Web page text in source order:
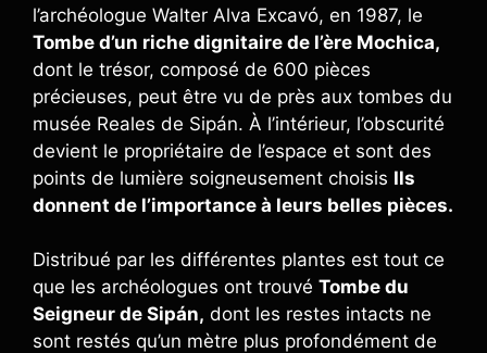
l’archéologue Walter Alva Excavó, en 1987, le
Tombe d’un riche dignitaire de l’ère Mochica,
dont le trésor, composé de 600 pièces
précieuses, peut être vu de près aux tombes du
musée Reales de Sipán. À l’intérieur, l’obscurité
devient le propriétaire de l’espace et sont des
points de lumière soigneusement choisis Ils
donnent de l’importance à leurs belles pièces.
Distribué par les différentes plantes est tout ce
que les archéologues ont trouvé Tombe du
Seigneur de Sipán, dont les restes intacts ne
sont restés qu’un mètre plus profondément de